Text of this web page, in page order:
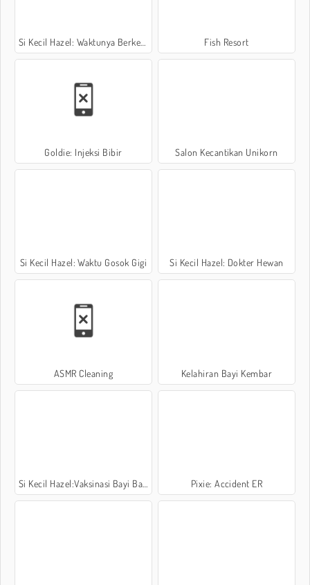
Si Kecil Hazel: Waktunya Berkebun Fish Resort
Goldie: Injeksi Bibir Salon Kecantikan Unikorn
Si Kecil Hazel: Waktu Gosok Gigi Si Kecil Hazel: Dokter Hewan
ASMR Cleaning Kelahiran Bayi Kembar
Si Kecil Hazel:Vaksinasi Bayi Baru Lahir Pixie: Accident ER